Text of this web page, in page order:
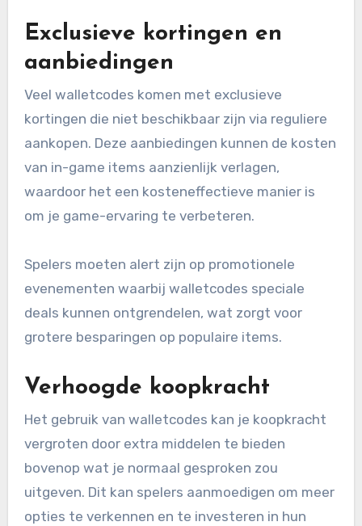
Exclusieve kortingen en
aanbiedingen
Veel walletcodes komen met exclusieve
kortingen die niet beschikbaar zijn via reguliere
aankopen. Deze aanbiedingen kunnen de kosten
van in-game items aanzienlijk verlagen,
waardoor het een kosteneffectieve manier is
om je game-ervaring te verbeteren.
Spelers moeten alert zijn op promotionele
evenementen waarbij walletcodes speciale
deals kunnen ontgrendelen, wat zorgt voor
grotere besparingen op populaire items.
Verhoogde koopkracht
Het gebruik van walletcodes kan je koopkracht
vergroten door extra middelen te bieden
bovenop wat je normaal gesproken zou
uitgeven. Dit kan spelers aanmoedigen om meer
opties te verkennen en te investeren in hun